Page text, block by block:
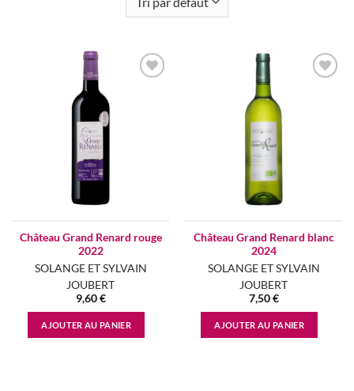
Château Grand Renard rouge
2022
SOLANGE ET SYLVAIN
JOUBERT
9,60€
AJOUTER AU PANIER
Château Grand Renard blanc
2024
SOLANGE ET SYLVAIN
JOUBERT
7,50€
AJOUTER AU PANIER